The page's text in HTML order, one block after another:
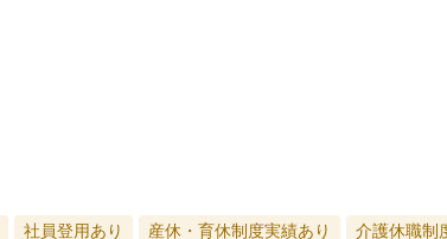
社員登用あり 産休・育休制度実績あり 介護休職制